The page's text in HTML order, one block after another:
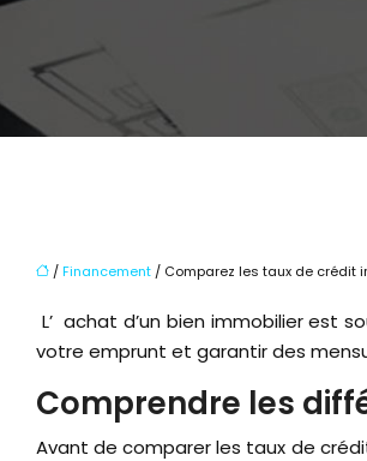
/Financement / Comparez les taux de crédit
L’achat d’un bien immobilier est souvent le plus gros investissement de votre vie. Trouver le meilleur taux de crédit immobilier est crucial pour minimiser le coût total de
votre emprunt et garantir des
Comprendre les
Avant de comparer les taux de